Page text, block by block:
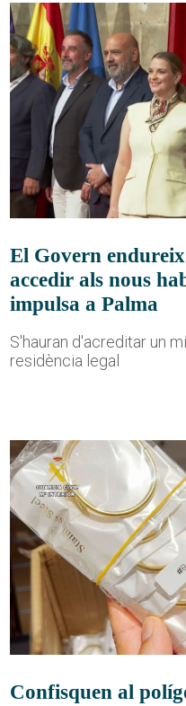
El Govern
accedir als nous
impulsa a Palma
S'hauran d'acreditar un
residència legal
Confisquen al